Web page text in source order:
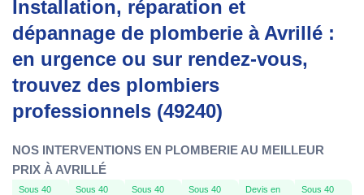
Installation, réparation et
dépannage de plomberie à Avrillé :
en urgence ou sur rendez-vous,
trouvez des plombiers
professionnels (49240)
NOS INTERVENTIONS EN PLOMBERIE AU MEILLEUR
PRIX À AVRILLÉ
Sous 40
Sous 40
Sous 40
Sous 40
Devis en
Sous 40